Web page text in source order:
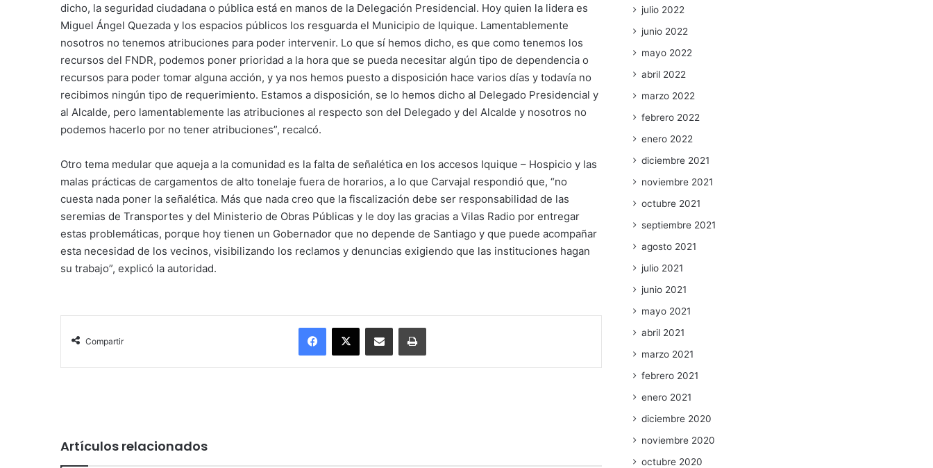
dicho, la seguridad ciudadana o pública está en manos de la Delegación Presidencial. Hoy quien la lidera es
Miguel Ángel Quezada y los espacios públicos los resguarda el Municipio de Iquique. Lamentablemente
nosotros no tenemos atribuciones para poder intervenir. Lo que sí hemos dicho, es que como tenemos los
recursos del FNDR, podemos poner prioridad a la hora que se pueda necesitar algún tipo de dependencia o
recursos para poder tomar alguna acción, y ya nos hemos puesto a disposición hace varios días y todavía no
recibimos ningún tipo de requerimiento. Estamos a disposición, se lo hemos dicho al Delegado Presidencial y
al Alcalde, pero lamentablemente las atribuciones al respecto son del Delegado y del Alcalde y nosotros no
podemos hacerlo por no tener atribuciones”, recalcó.
Otro tema medular que aqueja a la comunidad es la falta de señalética en los accesos Iquique – Hospicio y las
malas prácticas de cargamentos de alto tonelaje fuera de horarios, a lo que Carvajal respondió que, “no
cuesta nada poner la señalética. Más que nada creo que la fiscalización debe ser responsabilidad de las
seremias de Transportes y del Ministerio de Obras Públicas y le doy las gracias a Vilas Radio por entregar
estas problemáticas, porque hoy tienen un Gobernador que no depende de Santiago y que puede acompañar
esta necesidad de los vecinos, visibilizando los reclamos y denuncias exigiendo que las instituciones hagan
su trabajo”, explicó la autoridad.
Compartir
Facebook
X Enviar vía email Imprimir
Artículos relacionados
julio 2022
junio 2022
mayo 2022
abril 2022
marzo 2022
febrero 2022
enero 2022
diciembre 2021
noviembre 2021
octubre 2021
septiembre 2021
agosto 2021
julio 2021
junio 2021
mayo 2021
abril 2021
marzo 2021
febrero 2021
enero 2021
diciembre 2020
noviembre 2020
octubre 2020